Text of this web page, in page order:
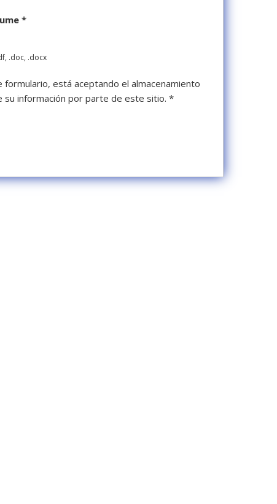
*
.doc, .docx
formulario, está aceptando el almacenamiento
su información por parte de este sitio. *